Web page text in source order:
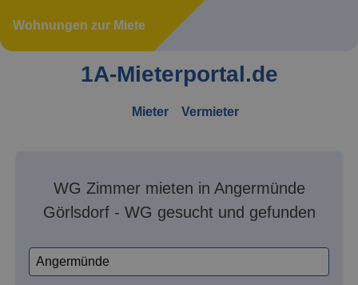
Wohnungen zur Miete
1A-Mieterportal.de
Mieter Vermieter
WG Zimmer mieten in Angermünde
Görlsdorf - WG gesucht und gefunden